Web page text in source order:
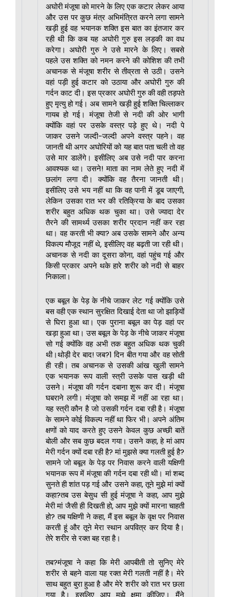
अघोरी मंजूषा को मारने के लिए एक कटार लेकर आया
और उस पर कुछ मंत्र अभिमंत्रित करने लगा सामने
खड़ी हुई वह भयानक शक्ति इस बात का इंतजार कर
रही थी कि कब यह अघोरी गुरु इस लड़की का वध
करेगा। अघोरी गुरु ने उसे मारने के लिए। सबसे
पहले उस शक्ति को नमन करने की कोशिश की तभी
अचानक से मंजूषा शरीर से तीव्रता से उठी। उसने
वहां पड़ी हुई कटार को उठाया और अघोरी गुरु की
गर्दन काट दी। इस प्रकार अघोरी गुरु की वही तड़पते
हुए मृत्यु हो गई। अब सामने खड़ी हुई शक्ति चिल्लाकर
गायब हो गई। मंजूषा तेजी से नदी की ओर भागी
क्योंकि वहां पर उसके वस्त्र पड़े हुए थे। नदी पे
जाकर उसने जल्दी-जल्दी अपने वस्त्र पहने। वह
जानती थी अगर अघोरियों को यह बात पता चली तो वह
उसे मार डालेंगे। इसीलिए अब उसे नदी पार करना
आवश्यक था। उसने! माता का नाम लेते हुए नदी में
छलांग लगा दी। क्योंकि वह तैरना जानती थी।
इसीलिए उसे भय नहीं था कि वह पानी में डूब जाएगी,
लेकिन उसका रात भर की रतिक्रिया के बाद उसका
शरीर बहुत अधिक थक चुका था। उसे ज्यादा देर
तैरने की सामर्थ्य उसका शरीर प्रदान नहीं कर रहा
था। वह करती भी क्या? अब उसके सामने और अन्य
विकल्प मौजूद नहीं थे, इसीलिए वह बढ़ती जा रही थी।
अचानक से नदी का दूसरा कोना, वहां पहुंच गई और
किसी प्रकार अपने थके हारे शरीर को नदी से बाहर
निकाला।
एक बबूल के पेड़ के नीचे जाकर लेट गई क्योंकि उसे
बस वही एक स्थान सुरक्षित दिखाई देता था जो झाड़ियों
से घिरा हुआ था। एक पुराना बबूल का पेड़ वहां पर
खड़ा हुआ था। उस बबूल के पेड़ के नीचे जाकर मंजूषा
सो गई क्योंकि वह अभी तक बहुत अधिक थक चुकी
थी।थोड़ी देर बाद! जब?1 दिन बीत गया और वह सोती
ही रही। तब अचानक से उसकी आंख खुली सामने
एक भयानक रूप वाली स्त्री उसके पास खड़ी थी
उसने। मंजूषा की गर्दन दबाना शुरू कर दी। मंजूषा
घबराने लगी। मंजूषा को समझ में नहीं आ रहा था।
यह स्त्री कौन है जो उसकी गर्दन दबा रही है। मंजूषा
के सामने कोई विकल्प नहीं था फिर भी। अपने अंतिम
क्षणों को याद करते हुए उसने केवल कुछ अच्छी बातें
बोली और सब कुछ बदल गया। उसने कहा, हे मां आप
मेरी गर्दन क्यों दबा रही है? मां मुझसे क्या गलती हुई है?
सामने जो बबूल के पेड़ पर निवास करने वाली यक्षिणी
भयानक रूप में मंजूषा की गर्दन दबा रही थी। मां शब्द
सुनते ही शांत पड़ गई और उसने कहा, तूने मुझे मां क्यों
कहा?तब उस बेसुध सी हुई मंजूषा ने कहा, आप मुझे
मेरी मां जैसी ही दिखती हो, आप मुझे क्यों मारना चाहती
हो? तब यक्षिणी ने कहा, मैं इस बबूल के वृक्ष पर निवास
करती हूं और तूने मेरा स्थान अपवित्र कर दिया है।
तेरे शरीर से रक्त बह रहा है।
तब?मंजूषा ने कहा कि मेरी आपबीती तो सुनिए मेरे
शरीर से बहने वाला यह रक्त मेरी गलती नहीं है। मेरे
साथ बहुत बुरा हुआ है और मेरे शरीर को रात भर छला